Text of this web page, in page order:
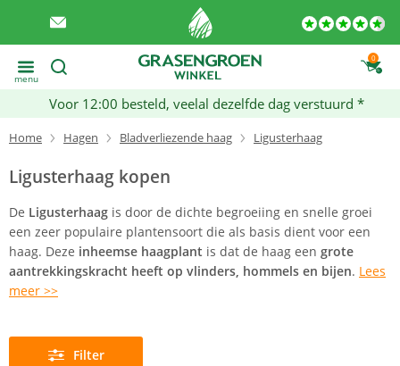
menu
0
Voor 12:00 besteld, veelal dezelfde dag verstuurd *
Home Hagen Bladverliezende haag Ligusterhaag
Ligusterhaag kopen
De Ligusterhaag is door de dichte begroeiing en snelle groei
een zeer populaire plantensoort die als basis dient voor een
haag. Deze inheemse haagplant is dat de haag een grote
aantrekkingskracht heeft op vlinders, hommels en bijen. Lees
meer >>
Filter